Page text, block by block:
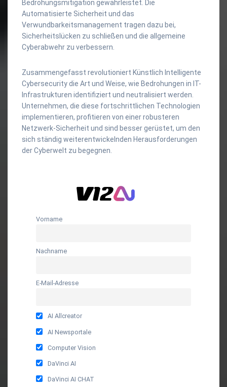
Bedrohungsmitigation gewährleistet. Die
Automatisierte Sicherheit und das
Verwundbarkeitsmanagement tragen dazu bei,
Sicherheitslücken zu schließen und die allgemeine
Cyberabwehr zu verbessern.
Zusammengefasst revolutioniert Künstlich Intelligente
Cybersecurity die Art und Weise, wie Bedrohungen in IT-
Infrastrukturen identifiziert und neutralisiert werden.
Unternehmen, die diese fortschrittlichen Technologien
implementieren, profitieren von einer robusteren
Netzwerk-Sicherheit und sind besser gerüstet, um den
sich ständig weiterentwickelnden Herausforderungen
der Cyberwelt zu begegnen.
Vorname
Nachname
E-Mail-Adresse
AI Allcreator
AI Newsportale
Computer Vision
DaVinci AI
DaVinci AI CHAT